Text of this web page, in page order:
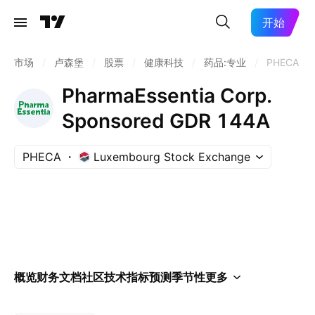
开始
市场 卢森堡 股票 健康科技 药品:专业 PHECA
PharmaEssentia Corp.
Sponsored GDR 144A
PHECA Luxembourg Stock Exchange
概览财务文档社区技术指标预测季节性更多